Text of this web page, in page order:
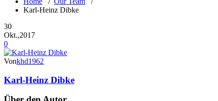
Karl-Heinz Dibke
30
Okt.,2017
0
Vonkhd1962
Karl-Heinz Dibke